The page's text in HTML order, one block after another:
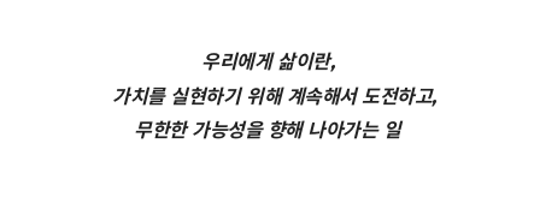
우리에게 삶이란,
가치를 실현하기 위해 계속해서 도전하고,
무한한 가능성을 향해 나아가는 일